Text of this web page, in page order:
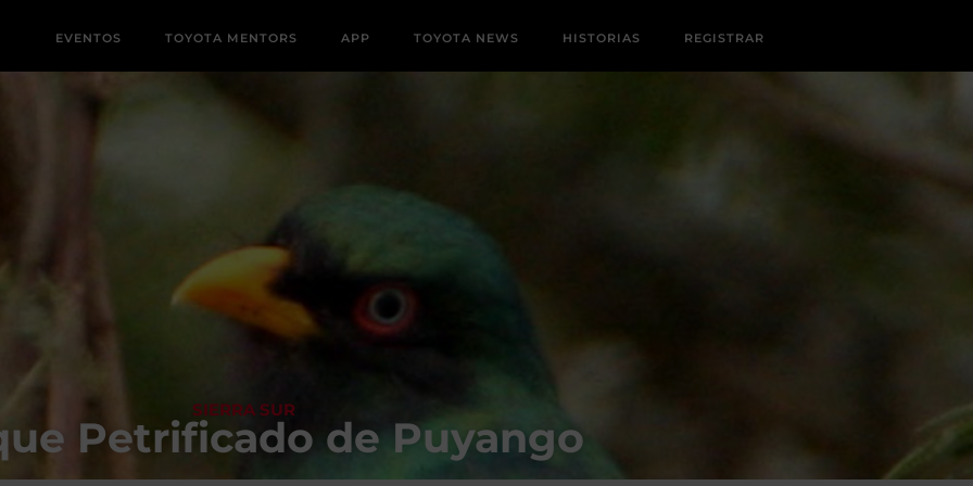
EVENTOS TOYOTA MENTORS APP TOYOTA NEWS HISTORIAS REGISTRAR
SIERRA SUR
Petrificado de Puyango